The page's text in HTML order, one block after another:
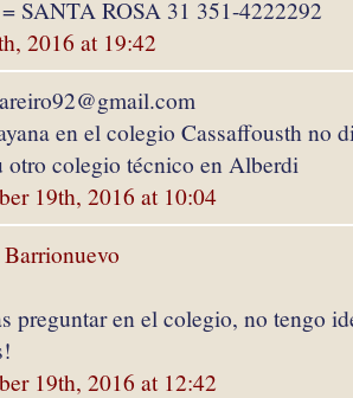
SANTA ROSA 31 351-4222292
2016 at 19:42
en el colegio Cassaffousth no
otro colegio técnico en Alberdi
19th, 2016 at 10:04
preguntar en el colegio, no tengo
19th, 2016 at 12:42